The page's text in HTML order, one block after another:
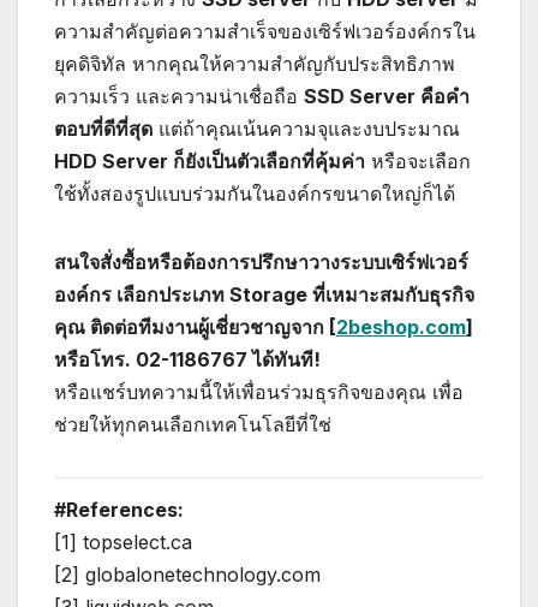
ความสำคัญต่อความสำเร็จของเซิร์ฟเวอร์องค์กรใน
ยุคดิจิทัล หากคุณให้ความสำคัญกับประสิทธิภาพ
ความเร็ว และความน่าเชื่อถือ SSD Server คือคำ
ตอบที่ดีที่สุด แต่ถ้าคุณเน้นความจุและงบประมาณ
HDD Server ก็ยังเป็นตัวเลือกที่คุ้มค่า หรือจะเลือก
ใช้ทั้งสองรูปแบบร่วมกันในองค์กรขนาดใหญ่ก็ได้
สนใจสั่งซื้อหรือต้องการปรึกษาวางระบบเซิร์ฟเวอร์
องค์กร เลือกประเภท Storage ที่เหมาะสมกับธุรกิจ
คุณ ติดต่อทีมงานผู้เชี่ยวชาญจาก [2beshop.com]
หรือโทร. 02-1186767 ได้ทันที!
หรือแชร์บทความนี้ให้เพื่อนร่วมธุรกิจของคุณ เพื่อ
ช่วยให้ทุกคนเลือกเทคโนโลยีที่ใช่
#References:
[1] topselect.ca
[2] globalonetechnology.com